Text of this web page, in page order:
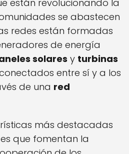
están revolucionando la
se abastecen
redes están formadas
de energía
solares y turbinas
entre sí y a los
de una red
más destacadas
es que fomentan la